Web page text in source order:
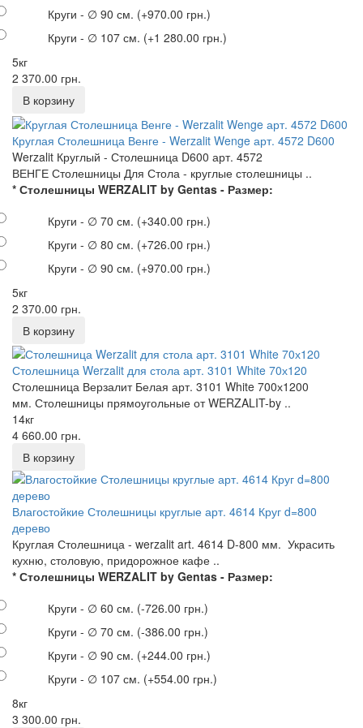
Круги - ∅ 90 см. (+970.00 грн.)
Круги - ∅ 107 см. (+1 280.00 грн.)
5кг
2 370.00 грн.
Круглая Столешница Венге - Werzalit Wenge арт. 4572 D600
Werzalit Круглый - Столешница D600 арт. 4572
ВЕНГЕ Столешницы Для Стола - круглые столешницы ..
* Столешницы WERZALIT by Gentas - Размер:
Круги - ∅ 70 см. (+340.00 грн.)
Круги - ∅ 80 см. (+726.00 грн.)
Круги - ∅ 90 см. (+970.00 грн.)
5кг
2 370.00 грн.
Столешница Werzalit для стола арт. 3101 White 70х120
Столешница Верзалит Белая арт. 3101 White 700х1200
мм. Столешницы прямоугольные от WERZALIT-by ..
14кг
4 660.00 грн.
Влагостойкие Столешницы круглые арт. 4614 Круг d=800
дерево
Круглая Столешница - werzalit art. 4614 D-800 мм. Украсить
кухню, столовую, придорожное кафе ..
* Столешницы WERZALIT by Gentas - Размер:
Круги - ∅ 60 см. (-726.00 грн.)
Круги - ∅ 70 см. (-386.00 грн.)
Круги - ∅ 90 см. (+244.00 грн.)
Круги - ∅ 107 см. (+554.00 грн.)
8кг
3 300.00 грн.